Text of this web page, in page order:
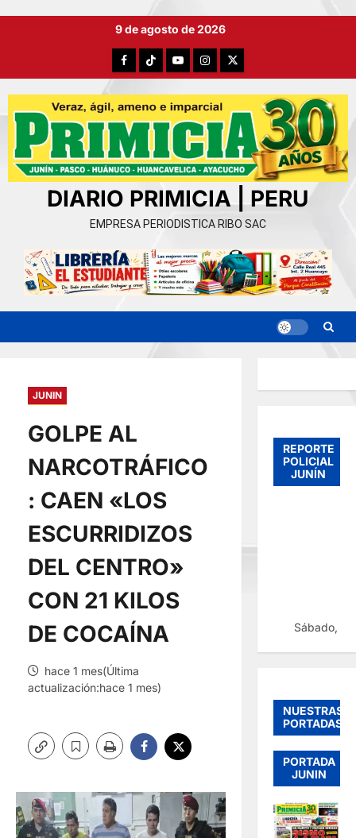
9 de agosto de 2026
FacebookTikTokYouTubeInstagram
X
DIARIO PRIMICIA | PERU
EMPRESA PERIODISTICA RIBO SAC
JUNIN
GOLPE AL
NARCOTRÁFICO
: CAEN «LOS
ESCURRIDIZOS
DEL CENTRO»
CON 21 KILOS
DE COCAÍNA
hace 1 mes(Última
actualización:hace 1 mes)
REPORTE
POLICIAL
JUNÍN
Sábado,
NUESTRAS
PORTADAS
PORTADA
JUNIN